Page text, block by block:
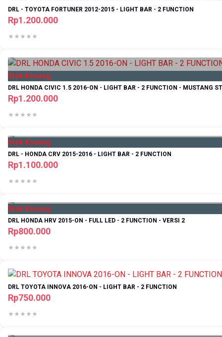
DRL - TOYOTA FORTUNER 2012-2015 - LIGHT BAR - 2 FUNCTION
Rp1.200.000
Stok Kosong
DRL HONDA CIVIC 1.5 2016-ON - LIGHT BAR - 2 FUNCTION - MUSTANG
Rp1.200.000
Stok Kosong
DRL - HONDA CRV 2015-2016 - LIGHT BAR - 2 FUNCTION
Rp1.100.000
Stok Kosong
DRL HONDA HRV 2015-ON - FULL LED - 2 FUNCTION - VERSI 2
Rp800.000
DRL TOYOTA INNOVA 2016-ON - LIGHT BAR - 2 FUNCTION
Rp750.000